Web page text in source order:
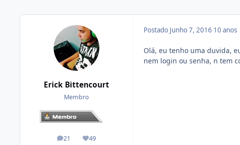
Erick Bittencourt
Membro
21
posts 49
Reputação
Postado Junho 7, 2016 10 anos
Olá, eu tenho uma duvida,
nem login ou senha, n tem